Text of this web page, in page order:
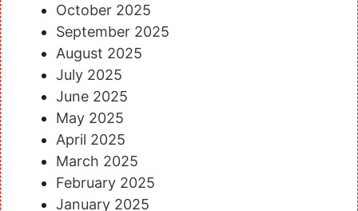
October 2025
September 2025
August 2025
July 2025
June 2025
May 2025
April 2025
March 2025
February 2025
January 2025